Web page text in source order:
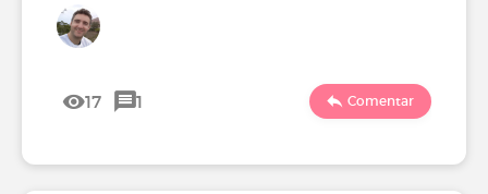
17 1 Comentar